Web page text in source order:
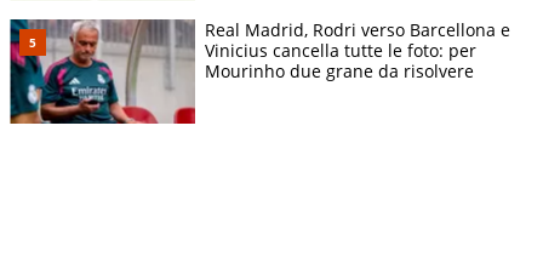
Real Madrid, Rodri verso Barcellona e
Vinicius cancella tutte le foto: per
Mourinho due grane da risolvere